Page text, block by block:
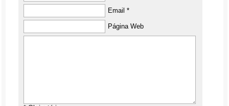
Email *
Página Web